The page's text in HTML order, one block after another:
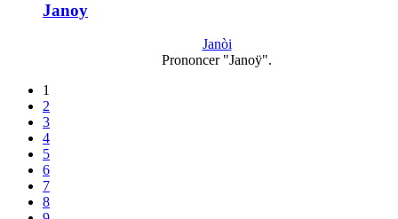
Janoy
Janòi
Prononcer "Janoÿ".
1
2
3
4
5
6
7
8